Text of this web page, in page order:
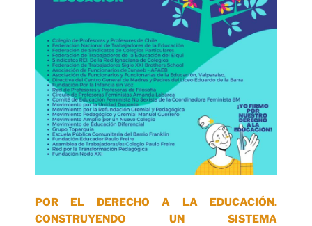
POR EL DERECHO A LA EDUCACIÓN.
CONSTRUYENDO UN SISTEMA